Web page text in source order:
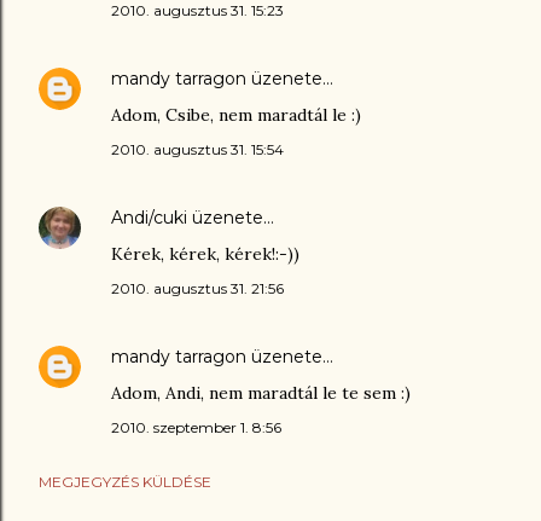
2010. augusztus 31. 15:23
mandy tarragon üzenete…
Adom, Csibe, nem maradtál le :)
2010. augusztus 31. 15:54
Andi/cuki üzenete…
Kérek, kérek, kérek!:-))
2010. augusztus 31. 21:56
mandy tarragon üzenete…
Adom, Andi, nem maradtál le te sem :)
2010. szeptember 1. 8:56
MEGJEGYZÉS KÜLDÉSE